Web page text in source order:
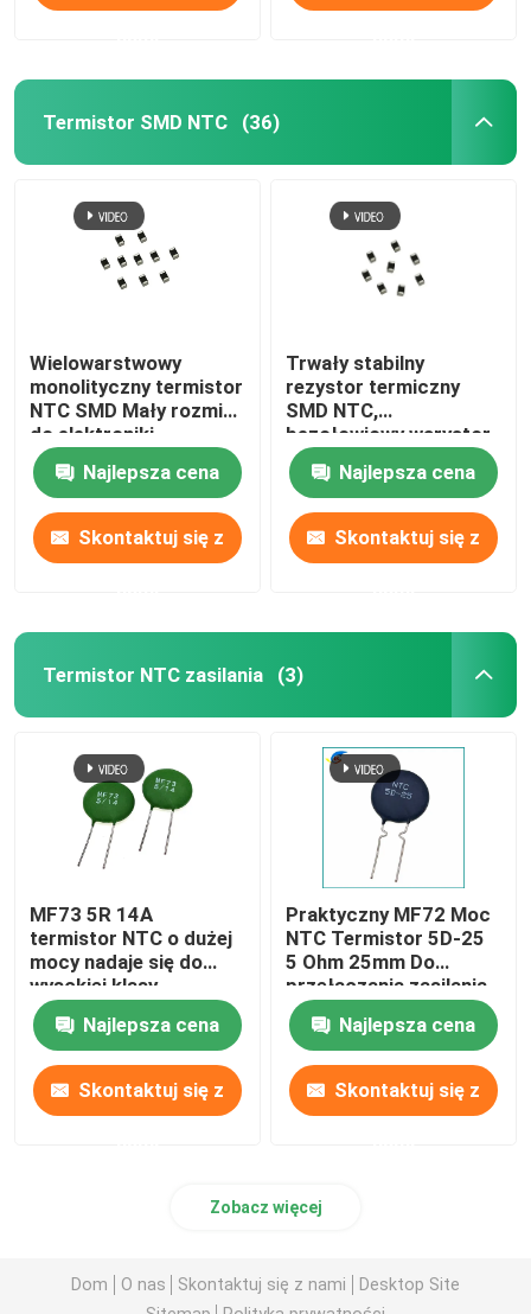
Termistor SMD NTC (36)
Wielowarstwowy
monolityczny termistor
NTC SMD Mały rozmiar
do elektroniki
Najlepsza cena
Skontaktuj się z
Trwały stabilny
rezystor termiczny
SMD NTC,
bezołowiowy warystor
NTC
Najlepsza cena
Skontaktuj się z
Termistor NTC zasilania (3)
MF73 5R 14A
termistor NTC o dużej
mocy nadaje się do
wysokiej klasy
zasilaczy o dużej mocy
Najlepsza cena
Skontaktuj się z
Praktyczny MF72 Moc
NTC Termistor 5D-25
5 Ohm 25mm Do
przełączania zasilania
Inwerter Zasilanie
Najlepsza cena
Skontaktuj się z
Zobacz więcej
Dom O nas Skontaktuj się z nami
Desktop Site